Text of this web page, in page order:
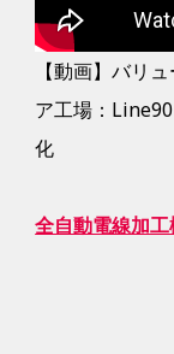
【動画】バリ
ア工場：
化
全自動電線加